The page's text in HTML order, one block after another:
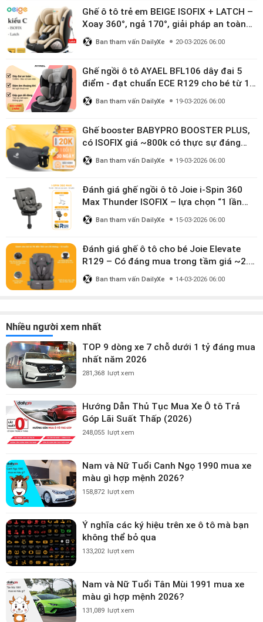
Ghế ô tô trẻ em BEIGE ISOFIX + LATCH –
Xoay 360°, ngả 170°, giải pháp an toàn
linh hoạt cho bé 0–10 tuổi
Ban tham vấn DailyXe 20-03-2026 06:00
Ghế ngồi ô tô AYAEL BFL106 dây đai 5
điểm - đạt chuẩn ECE R129 cho bé từ 1–
10 tuổi
Ban tham vấn DailyXe 19-03-2026 06:00
Ghế booster BABYPRO BOOSTER PLUS,
có ISOFIX giá ~800k có thực sự đáng
mua?
Ban tham vấn DailyXe 19-03-2026 06:00
Đánh giá ghế ngồi ô tô Joie i-Spin 360
Max Thunder ISOFIX – lựa chọn “1 lần
dùng đến 12 năm” có đáng giá gần 9
triệu?
Ban tham vấn DailyXe 15-03-2026 06:00
Đánh giá ghế ô tô cho bé Joie Elevate
R129 – Có đáng mua trong tầm giá ~2.8
triệu?
Ban tham vấn DailyXe 14-03-2026 06:00
Nhiều người xem nhất
TOP 9 dòng xe 7 chỗ dưới 1 tỷ đáng mua
nhất năm 2026
281,368 lượt xem
Hướng Dẫn Thủ Tục Mua Xe Ô tô Trả
Góp Lãi Suất Thấp (2026)
248,055 lượt xem
Nam và Nữ Tuổi Canh Ngọ 1990 mua xe
màu gì hợp mệnh 2026?
158,872 lượt xem
Ý nghĩa các ký hiệu trên xe ô tô mà bạn
không thể bỏ qua
133,202 lượt xem
Nam và Nữ Tuổi Tân Mùi 1991 mua xe
màu gì hợp mệnh 2026?
131,089 lượt xem